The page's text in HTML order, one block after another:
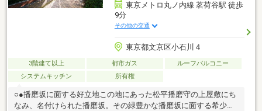
東京メトロ丸ノ内線 茗荷谷駅 徒歩
9分
その他の交通
東京都文京区小石川４
3階建て以上 都市ガス
ルーフバルコニー
システムキッチン
所有権
○●播磨坂に面する好立地この地にあった松平播磨守の上屋敷にち
なみ、名付けられた播磨坂。その緑豊かな播磨坂に面する希少な